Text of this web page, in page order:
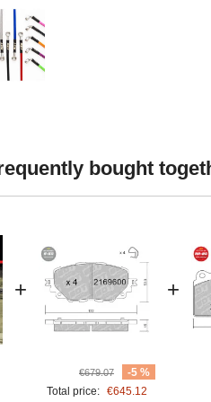
bought
+ +
€679.07
-5 %
Total price: €645.12